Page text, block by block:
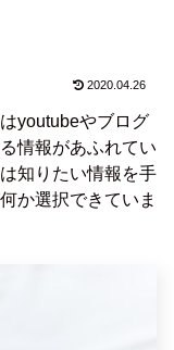
2020.04.26
youtubeやブログ
情報があふれてい
知りたい情報を手
か選択できていま